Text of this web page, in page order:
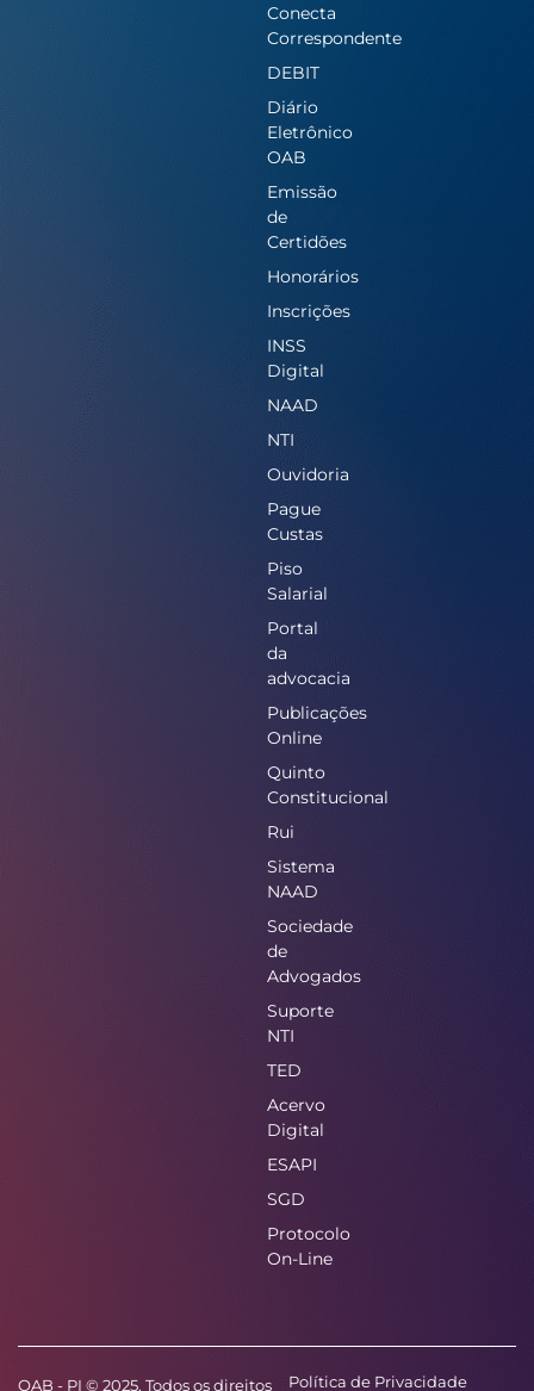
Conecta
Correspondente
DEBIT
Diário
Eletrônico
OAB
Emissão
de
Certidões
Honorários
Inscrições
INSS
Digital
NAAD
NTI
Ouvidoria
Pague
Custas
Piso
Salarial
Portal
da
advocacia
Publicações
Online
Quinto
Constitucional
Rui
Sistema
NAAD
Sociedade
de
Advogados
Suporte
NTI
TED
Acervo
Digital
ESAPI
SGD
Protocolo
On-Line
OAB - PI © 2025. Todos os direitos Política de Privacidade